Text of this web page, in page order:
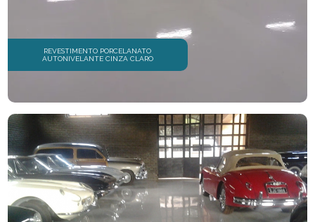
EMPRESA DE PISOS EPÓXI
REVESTIMENTO PORCELANATO
AUTONIVELANTE CINZA CLARO